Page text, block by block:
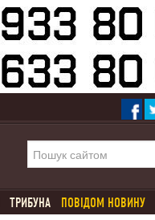
ТРИБУНА ПОВІДОМ НОВИНУ